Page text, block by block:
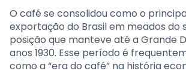
O café se consolidou como o
exportação do Brasil em meados do
posição que manteve até a Grande
anos 1930. Esse período é
como a “era do café” na história